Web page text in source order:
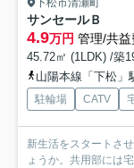
サンセールＢ
4.9万円 管理/共
45.72㎡ (1LDK) /築
山陽本線「下松」
駐輪場 CATV
新生活をスタートさ
ょうか。共用部には